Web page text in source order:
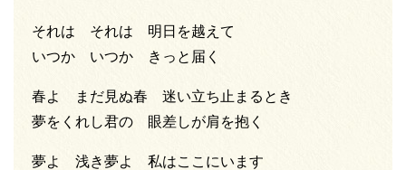
それは それは 明日を越えて
いつか いつか きっと届く
春よ まだ見ぬ春 迷い立ち止まるとき
夢をくれし君の 眼差しが肩を抱く
夢よ 浅き夢よ 私はここにいます